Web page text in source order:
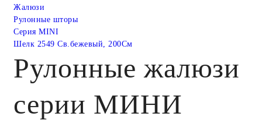
Жалюзи
Рулонные шторы
Серия MINI
Шелк 2549 Св.бежевый, 200См
Рулонные жалюзи
серии МИНИ